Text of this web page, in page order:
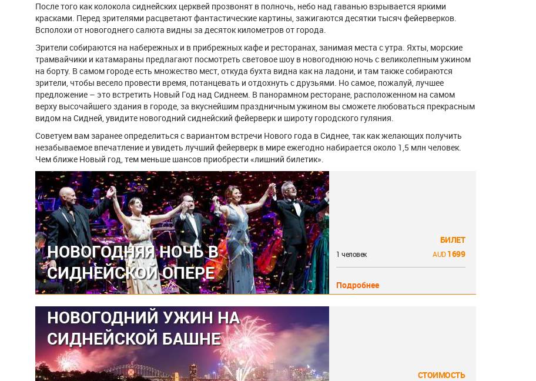
После того как колокола сиднейских церквей прозвонят в полночь, небо над гаванью взрывается яркими
красками. Перед зрителями расцветают фантастические картины, зажигаются десятки тысяч фейерверков.
Всполохи от новогоднего салюта видны за десяток километров от города.
Зрители собираются на набережных и в прибрежных кафе и ресторанах, занимая места с утра. Яхты, морские
трамвайчики и катамараны предлагают посмотреть световое шоу в новогоднюю ночь с великолепным ужином
на борту. В самом городе есть множество мест, откуда бухта видна как на ладони, и там также собираются
зрители, чтобы весело провести время, потанцевать и отдохнуть с друзьями. Но самое, пожалуй, лучшее
предложение – это встретить Новый Год над Сиднеем. В панорамном ресторане, расположенном на самом
верху высочайшего здания в городе, за вкуснейшим праздничным ужином вы сможете любоваться прекрасным
видом на Сидней, увидите новогодний сиднейский фейерверк и широту городского гуляния.
Советуем вам заранее определиться с вариантом встречи Нового года в Сиднее, так как желающих получить
незабываемое впечатление и увидеть лучший фейерверк в мире ежегодно набирается около 1,5 млн человек.
Чем ближе Новый год, тем меньше шансов приобрести «лишний билетик».
НОВОГОДНЯЯ НОЧЬ В
СИДНЕЙСКОЙ ОПЕРЕ
БИЛЕТ
1 человек 1699
Подробнее
НОВОГОДНИЙ УЖИН НА
СИДНЕЙСКОЙ БАШНЕ
СТОИМОСТЬ